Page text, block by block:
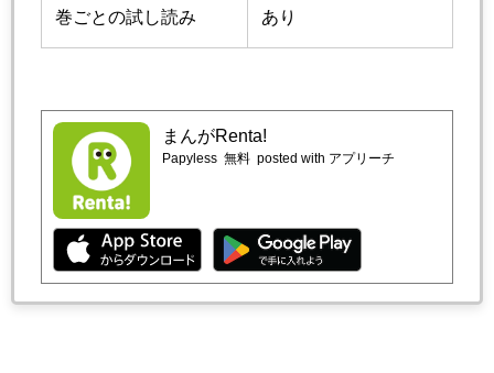
巻ごとの試し読み あり
まんがRenta!
Papyless 無料 posted with アプリーチ